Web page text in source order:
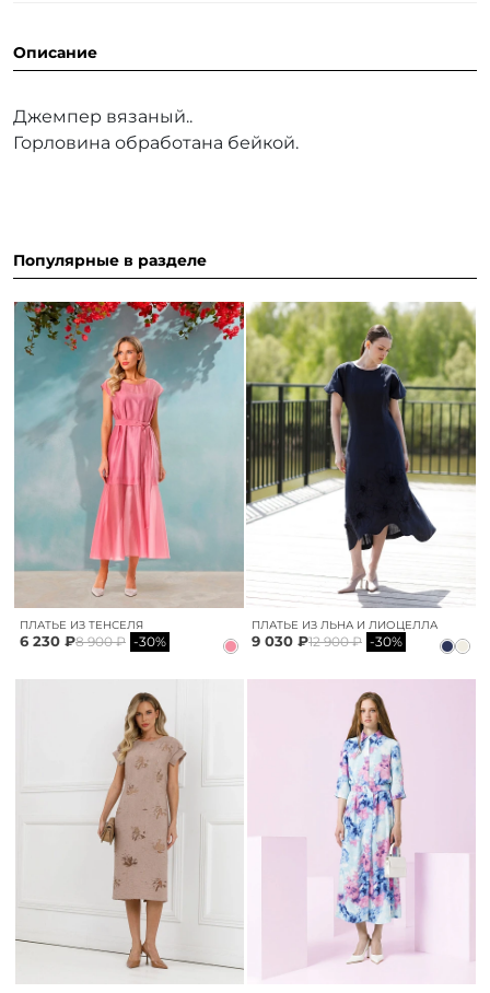
Описание
Джемпер вязаный..
Горловина обработана бейкой.
Популярные в разделе
ПЛАТЬЕ ИЗ ТЕНСЕЛЯ
6 230 ₽8 900 ₽ -30%
ПЛАТЬЕ ИЗ ЛЬНА И ЛИОЦЕЛЛА
9 030 ₽12 900 ₽ -30%